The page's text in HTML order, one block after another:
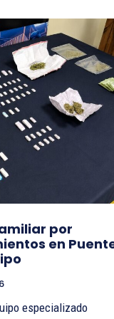
por
en
especializado